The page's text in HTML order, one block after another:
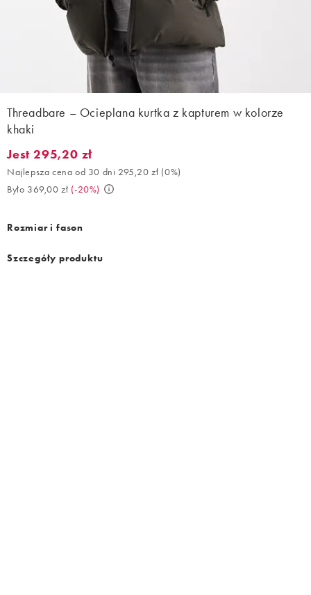
Threadbare – Ocieplana kurtka z kapturem w kolorze
khaki
Jest 295,20 zł. Najlepsza cena od 30 dni 295,20 zł (0%). Było
Jest 295,20 zł
Najlepsza cena od 30 dni 295,20 zł (0%)
Było 369,00 zł (-20%)
Rozmiar i fason
Szczegóły produktu